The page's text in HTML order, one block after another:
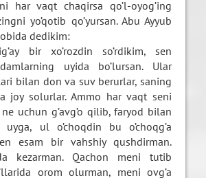
har vaqt chaqirsa qo’l-oyog’ing
yo’qotib qo’yursan. Abu Ayyub
dedikim:
bir xo’rozdin so’rdikim, sen
uyida bo’lursan. Ular
bilan don va suv berurlar, saning
joy solurlar. Ammo har vaqt seni
uchun g’avg’o qilib, faryod bilan
ul o’choqdin bu o’choqg’a
esam bir vahshiy qushdirman.
kezarman. Qachon meni tutib
orom olurman, meni ovg’a